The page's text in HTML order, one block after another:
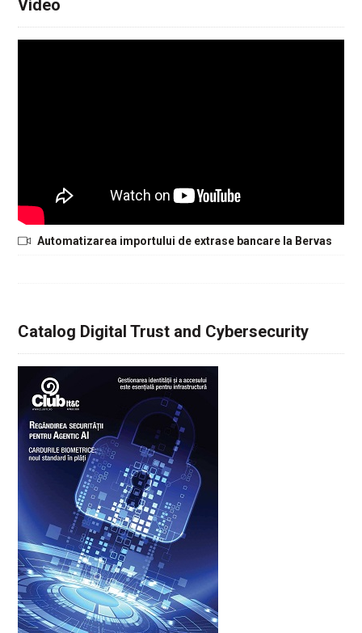
Video
Automatizarea importului de extrase bancare la Bervas
Catalog Digital Trust and Cybersecurity